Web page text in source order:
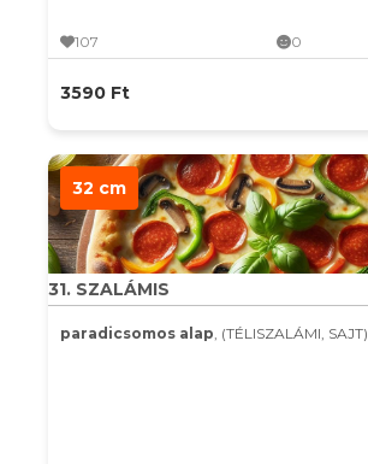
107 0
3590 Ft
32 cm
31. SZALÁMIS
paradicsomos alap, (TÉLISZALÁMI, SAJT)